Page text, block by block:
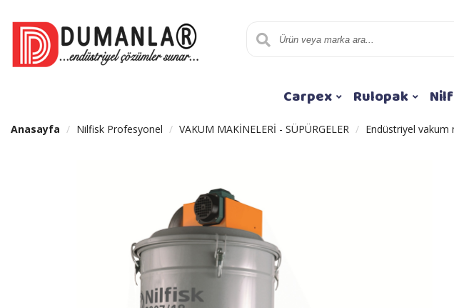
Carpex Rulopak
Anasayfa Nilfisk Profesyonel VAKUM MAKİNELERİ - SÜPÜRGELER Endüstriyel vakum